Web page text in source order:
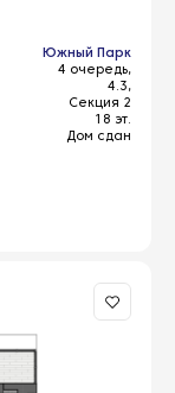
Южный Парк
4 очередь,
4.3,
Секция 2
18 эт.
Дом сдан